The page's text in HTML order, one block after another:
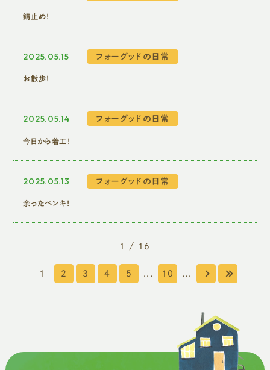
錆止め！
2025.05.15 フォーグッドの日常
お散歩！
2025.05.14 フォーグッドの日常
今日から着工！
2025.05.13 フォーグッドの日常
余ったペンキ！
1 / 16
1 2 3 4 5 ... 10 ...